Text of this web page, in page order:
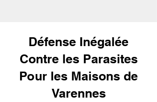
Défense Inégalée
Contre les Parasites
Pour les Maisons de
Varennes